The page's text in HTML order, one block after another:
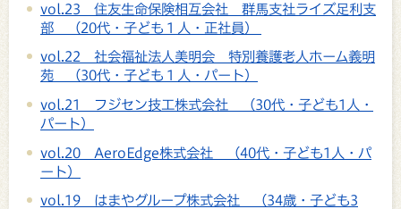
vol.23 住友生命保険相互会社 群馬支社ライズ足利支
部 （20代・子ども１人・正社員）
vol.22 社会福祉法人美明会 特別養護老人ホーム義明
苑 （30代・子ども１人・パート）
vol.21 フジセン技工株式会社 （30代・子ども1人・
パート）
vol.20 AeroEdge株式会社 （40代・子ども1人・パ
ート）
vol.19 はまやグループ株式会社 （34歳・子ども3